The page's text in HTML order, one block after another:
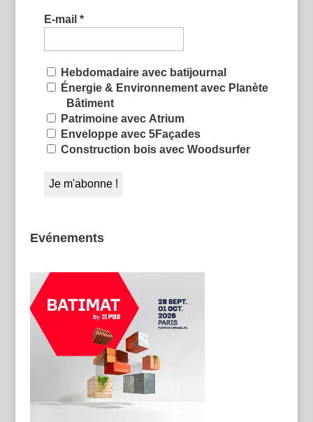
E-mail *
Hebdomadaire avec batijournal
Énergie & Environnement avec Planète
Bâtiment
Patrimoine avec Atrium
Enveloppe avec 5Façades
Construction bois avec Woodsurfer
Evénements